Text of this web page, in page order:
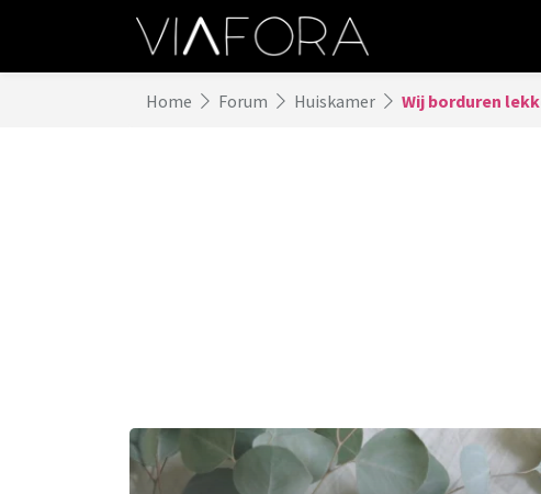
Home Forum Huiskamer Wij borduren